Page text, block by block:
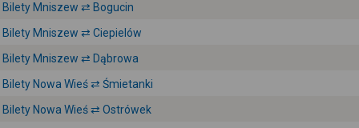
Bilety Mniszew ⇄ Bogucin
Bilety Mniszew ⇄ Ciepielów
Bilety Mniszew ⇄ Dąbrowa
Bilety Nowa Wieś ⇄ Śmietanki
Bilety Nowa Wieś ⇄ Ostrówek